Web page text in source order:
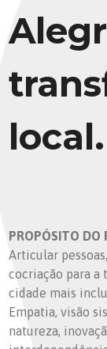
local.
PROPÓSITO DO
Articular
cocriação para a
cidade mais
Empatia, visão
natureza,